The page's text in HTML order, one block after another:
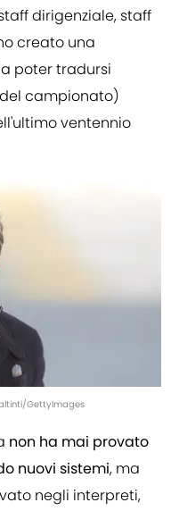
dirigenziale, staff
creato una
poter tradursi
campionato)
ventennio
GettyImages
non ha mai provato
nuovi sistemi, ma
negli interpreti,